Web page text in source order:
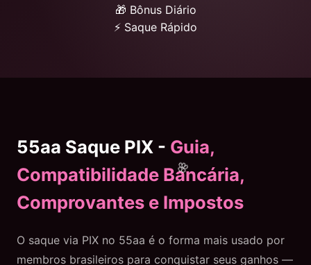
🎁 Bônus Diário
⚡ Saque Rápido
55aa Saque PIX - Guia,
Compatibilidade Bancária,
Comprovantes e Impostos
O saque via PIX no 55aa é o forma mais usado por
membros brasileiros para conquistar seus ganhos —